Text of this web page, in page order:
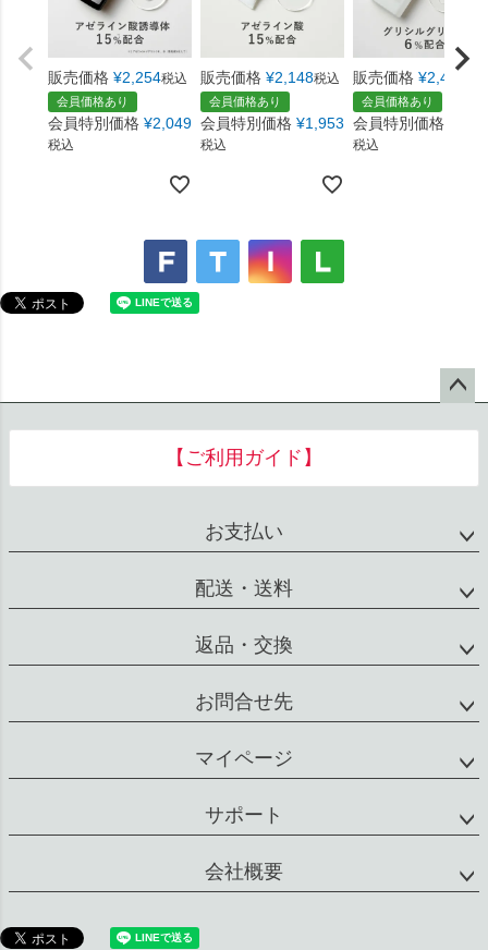
販売価格 ¥ 2,254
会員価格あり
会員特別価格 ¥2,049
税込
販売価格 2,148
会員価格あり
会員特別価格 ¥1,953
税込
販売価格 2,468
会員価格あり
会員特別価格
税込
ジト
お支払い
配送・送料
返品・交換
お問合せ先
マイページ
サポート
会社概要
特定商取引法に基づく表示